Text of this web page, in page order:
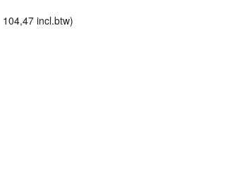
104,47 incl.btw)